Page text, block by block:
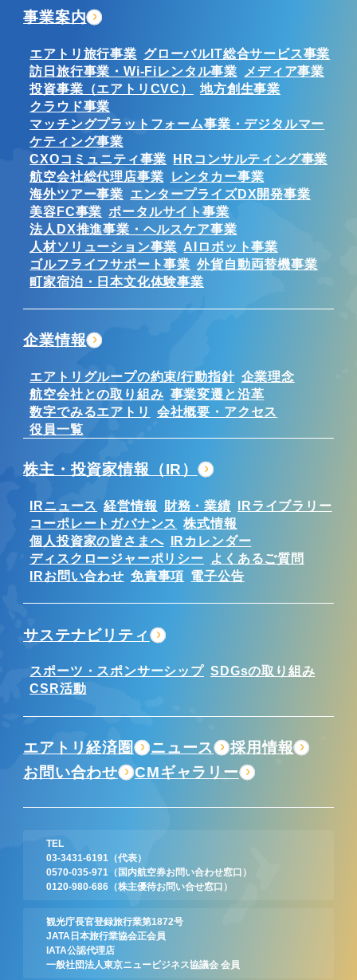
TEL
03-3431-6191
（代表）
0570-035-971
（国内航空券お問い合わせ窓口）
0120-980-686 （株主優待お問い合せ窓口）
観光庁長官登録旅行業第1872号
JATA日本旅行業協会正会員
IATA公認代理店
一般社団法人東京ニュービジネス協議会 会員
事業案内
エアトリ旅行事業 グローバルIT総合サービス事業
訪日旅行事業・Wi-Fiレンタル事業
メディア事業
投資事業（エアトリCVC）
地方創生事業
クラウド事業
マッチングプラットフォーム事業・デジタルマー
ケティング事業
CXOコミュニティ事業 HRコンサルティング事業
航空会社総代理店事業
レンタカー事業
海外ツアー事業 エンタープライズDX開発事業
美容FC事業 ポータルサイト事業
法人DX推進事業・ヘルスケア事業
人材ソリューション事業 AIロボット事業
ゴルフライフサポート事業 外貨自動両替機事業
町家宿泊・日本文化体験事業
企業情報
エアトリグループの約束/行動指針 企業理念
航空会社との取り組み 事業変遷と沿革
数字でみるエアトリ
会社概要・アクセス
役員一覧
株主・投資家情報（IR）
IRニュース 経営情報 財務・業績 IRライブラリー
コーポレートガバナンス 株式情報
個人投資家の皆さまへ IRカレンダー
ディスクロージャーポリシー
よくあるご質問
IRお問い合わせ 免責事項 電子公告
サステナビリティ
スポーツ・スポンサーシップ SDGsの取り組み
CSR活動
エアトリ経済圏 ニュース
採用情報
お問い合わせ
CMギャラリー